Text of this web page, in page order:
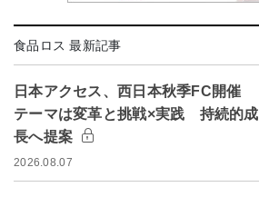
食品ロス 最新記事
日本アクセス、西日本秋季FC開催
テーマは変革と挑戦×実践 持続的成
長へ提案
2026.08.07